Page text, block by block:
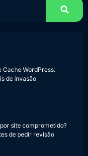
Cache WordPress:
de invasão
site comprometido?
de pedir revisão